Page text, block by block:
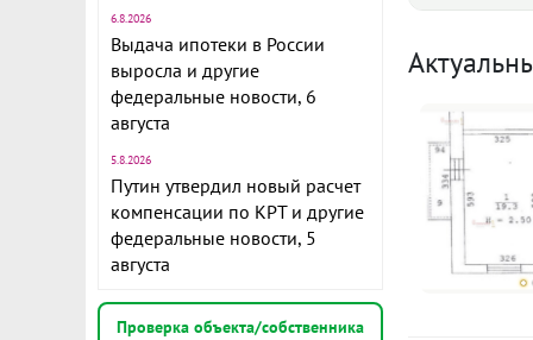
6.8.2026
Выдача ипотеки в России
выросла и другие
федеральные новости, 6
августа
5.8.2026
Путин утвердил новый расчет
компенсации по КРТ и другие
федеральные новости, 5
августа
Проверка объекта/собственника
Отличное
Рядом
Отличная
Не упустите
Если есть
Расчёт по 76
I